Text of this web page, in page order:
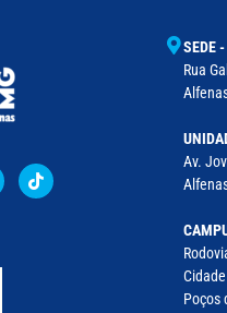
SEDE
Rua
Av.
Poços